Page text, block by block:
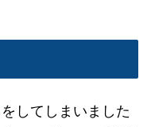
をしてしまいました